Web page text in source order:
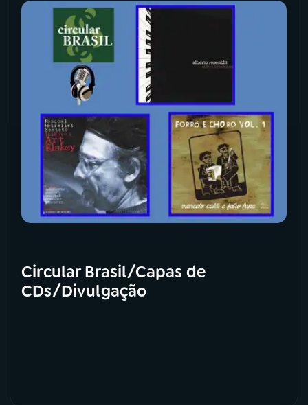
Circular Brasil/Capas de
CDs/Divulgação